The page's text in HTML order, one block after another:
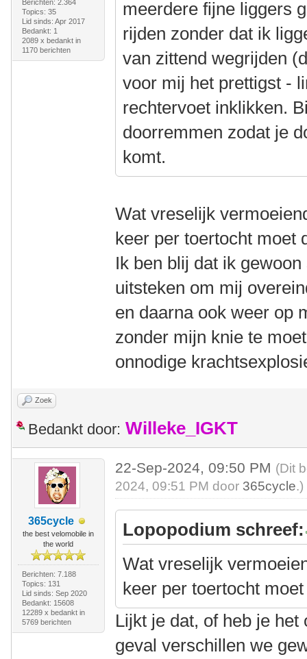
Berichten: 2.364
Topics: 35
Lid sinds: Apr 2017
Bedankt: 1
2089 x bedankt in
1170 berichten
meerdere fijne liggers
rijden zonder dat ik
van zittend wegrijden
voor mij het prettigst -
rechtervoet inklikken.
doorremmen zodat je
komt.
Wat vreselijk
keer per toertocht moet
Ik ben blij dat ik
uitsteken om mij
en daarna ook weer op
zonder mijn knie te
onnodige
Zoek
Bedankt door: Willeke_IGKT
365cycle
the best velomobile in
the world
Berichten: 7.188
Topics: 131
Lid sinds: Sep 2020
Bedankt: 15608
12289 x bedankt in
5769 berichten
22-Sep-2024, 09:50 PM (Dit
2024, 09:51 PM door 365cycle.)
Lopopodium schreef:
Wat vreselijk
keer per toertocht
Lijkt je dat, of heb je
geval verschillen we